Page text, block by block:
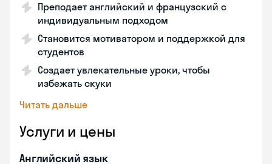
Преподает английский и французский с
индивидуальным подходом
Становится мотиватором и поддержкой для
студентов
Создает увлекательные уроки, чтобы
избежать скуки
Читать дальше
Услуги и цены
Английский язык